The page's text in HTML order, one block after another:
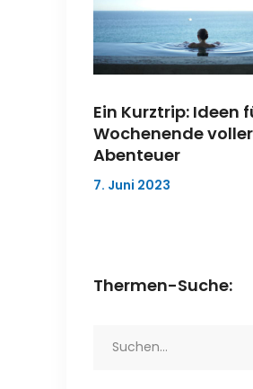
Ein Kurztrip: Ideen
Wochenende voller
Abenteuer
7. Juni 2023
Thermen-Suche: